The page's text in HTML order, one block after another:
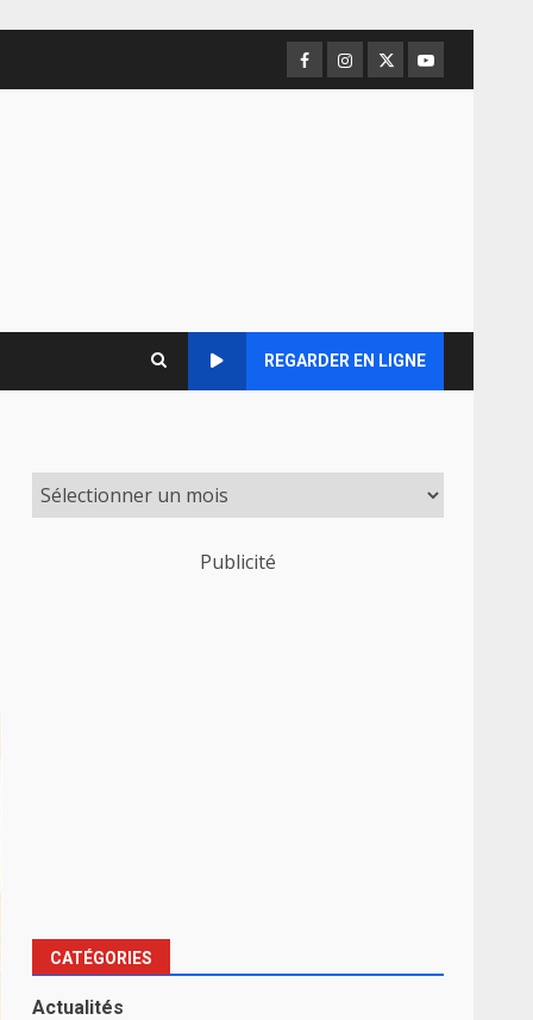
Facebook
Instagram
TwitterYoutube
REGARDER EN LIGNE
Publicité
CATÉGORIES
Actualités